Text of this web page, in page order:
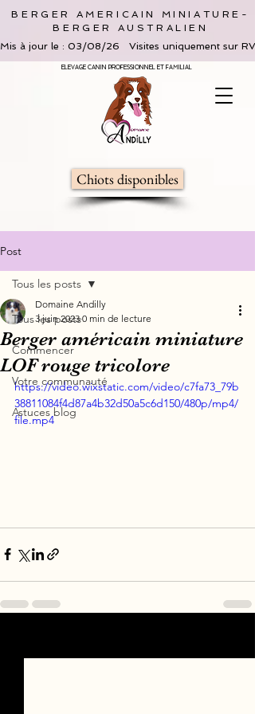
BERGER AMERICAIN MINIATURE-
BERGER AUSTRALIEN
Mis à jour le : 03/08/26   Visites uniquement sur
ELEVAGE CANIN PROFESSIONNEL ET FAMILIAL
Chiots disponibles
Post
Tous les posts
Commencer
Votre communauté
Astuces blog
Tous les posts
Berger américain miniature
LOF rouge tricolore
Domaine Andilly
3 juin 2023 0 min de lecture
https://video.wixstatic.com/video/c7fa73_79b
38811084f4d87a4b32d50a5c6d150/480p/mp4/
file.mp4